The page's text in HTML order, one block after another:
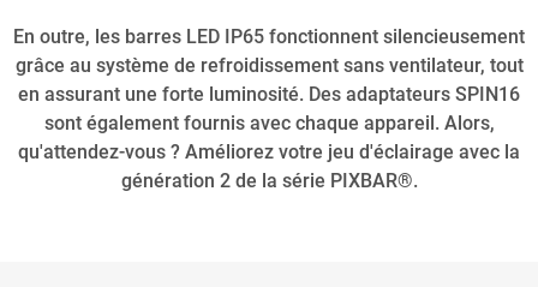
En outre, les barres LED IP65 fonctionnent silencieusement
grâce au système de refroidissement sans ventilateur, tout
en assurant une forte luminosité. Des adaptateurs SPIN16
sont également fournis avec chaque appareil. Alors,
qu'attendez-vous ? Améliorez votre jeu d'éclairage avec la
génération 2 de la série PIXBAR®.